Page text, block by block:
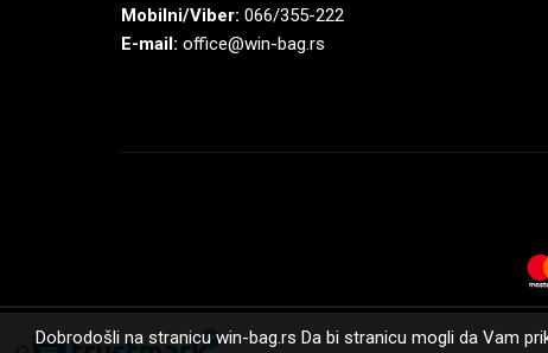
Mobilni/Viber: 066/355-222
E-mail: office@win-bag.rs
Dobrodošli na stranicu win-bag.rs Da bi stranicu mogli da Vam